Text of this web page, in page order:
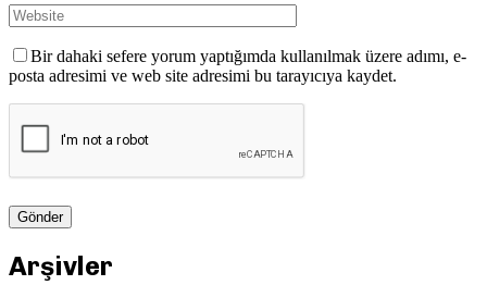
Bir dahaki sefere yorum yaptığımda kullanılmak üzere adımı, e-
posta adresimi ve web site adresimi bu tarayıcıya kaydet.
Arşivler